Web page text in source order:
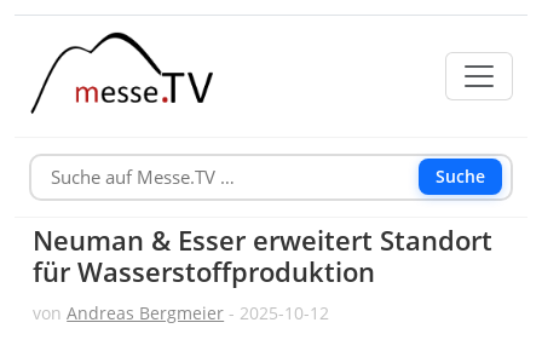
Suche
Neuman & Esser erweitert Standort
für Wasserstoffproduktion
vonAndreas Bergmeier - 2025-10-12